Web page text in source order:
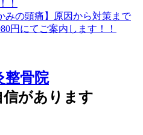
！
みの頭痛】原因から対策まで
円にてご案内します！！